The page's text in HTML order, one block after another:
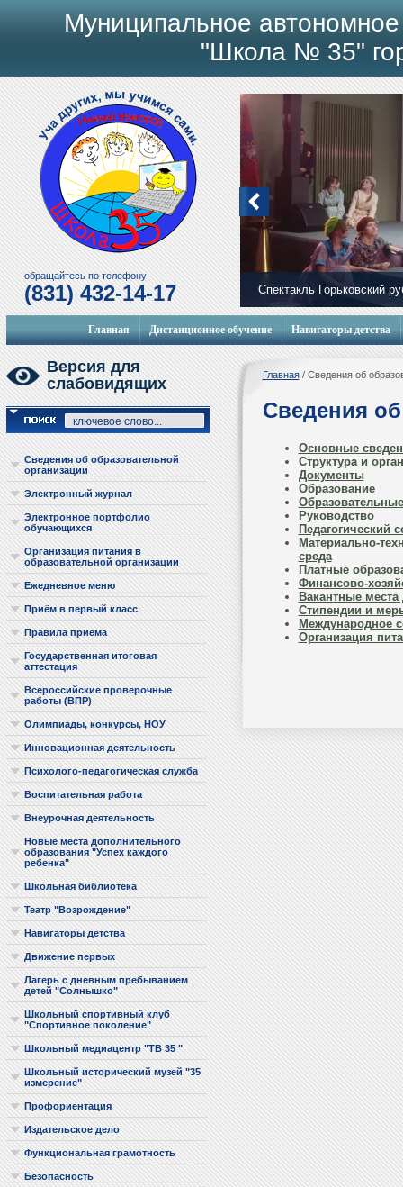
Спектакль Горьковский
Мобильный городок
обращайтесь по телефону:
(831) 432-14-17
Муниципальное
"Школа № 35"
Главная Дистанционное обучение Навигаторы детства
Версия для
слабовидящих
Сведения об образовательной
организации
Электронный журнал
Электронное портфолио
обучающихся
Организация питания в
образовательной организации
Ежедневное меню
Приём в первый класс
Правила приема
Государственная итоговая
аттестация
Всероссийские проверочные
работы (ВПР)
Олимпиады, конкурсы, НОУ
Инновационная деятельность
Психолого-педагогическая служба
Воспитательная работа
Внеурочная деятельность
Новые места дополнительного
образования "Успех каждого
ребенка"
Школьная библиотека
Театр "Возрождение"
Навигаторы детства
Движение первых
Лагерь с дневным пребыванием
детей "Солнышко"
Школьный спортивный клуб
"Спортивное поколение"
Школьный медиацентр "ТВ 35 "
Школьный исторический музей "35
измерение"
Профориентация
Издательское дело
Функциональная грамотность
Безопасность
Главная/ Сведения об
Сведения
Основные
Структура и
Документы
Образование
Руководство
Педагогический
Материально-
среда
Платные
Финансово-
Вакантные
Стипендии и
Международное
Организация